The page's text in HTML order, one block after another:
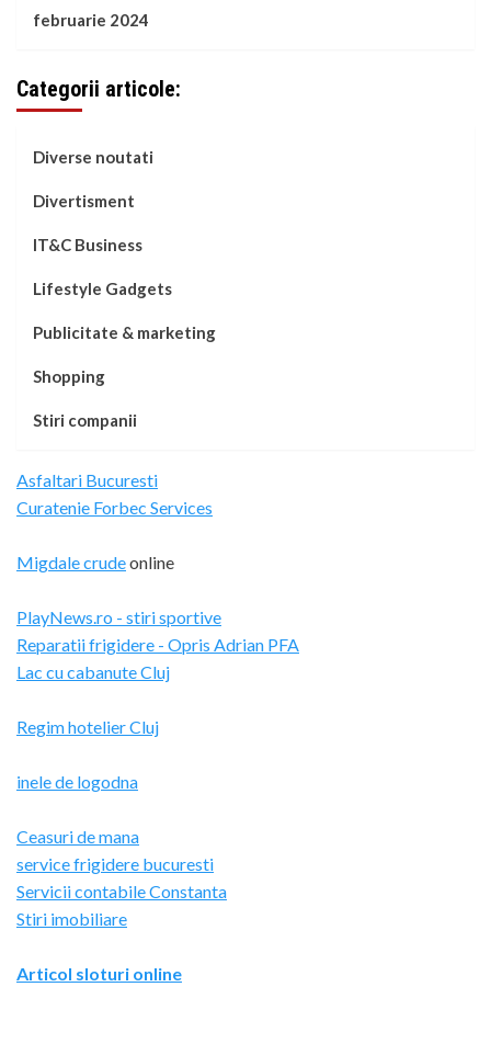
februarie 2024
Categorii articole:
Diverse noutati
Divertisment
IT&C Business
Lifestyle Gadgets
Publicitate & marketing
Shopping
Stiri companii
Asfaltari Bucuresti
Curatenie Forbec Services
Migdale crudeonline
PlayNews.ro - stiri sportive
Reparatii frigidere - Opris Adrian PFA
Lac cu cabanute Cluj
Regim hotelier Cluj
inele de logodna
Ceasuri de mana
service frigidere bucuresti
Servicii contabile Constanta
Stiri imobiliare
Articol sloturi online